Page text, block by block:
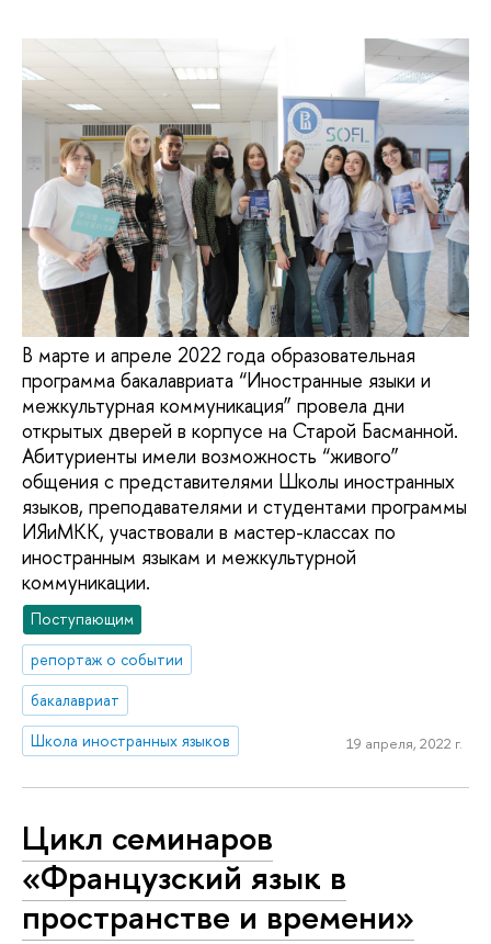
В марте и апреле 2022 года образовательная
программа бакалавриата “Иностранные языки и
межкультурная коммуникация” провела дни
открытых дверей в корпусе на Старой Басманной.
Абитуриенты имели возможность “живого”
общения с представителями Школы иностранных
языков, преподавателями и студентами программы
ИЯиМКК, участвовали в мастер-классах по
иностранным языкам и межкультурной
коммуникации.
Поступающим
репортаж о событии
бакалавриат
Школа иностранных языков
19 апреля, 2022 г.
Цикл семинаров
«Французский язык в
пространстве и времени»